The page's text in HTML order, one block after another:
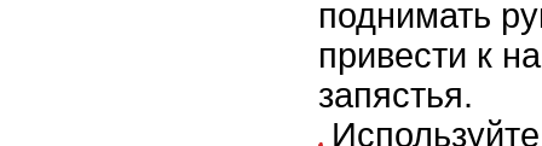
поднимать
привести к
запястья.